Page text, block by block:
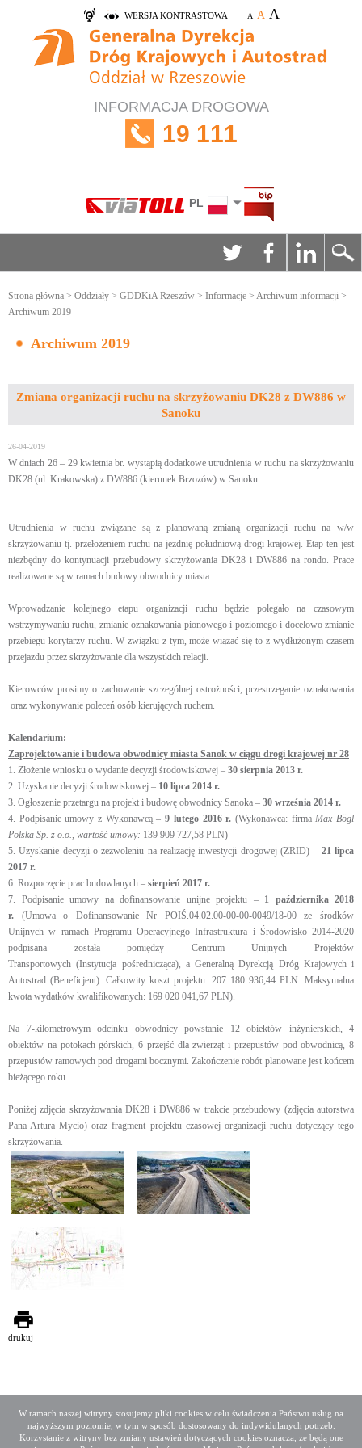
W ramach naszej witryny stosujemy pliki cookies w celu świadczenia Państwu usług na
najwyższym poziomie, w tym w sposób dostosowany do indywidulanych potrzeb.
Korzystanie z witryny bez zmiany ustawień dotyczących cookies oznacza, że będą one
WERSJA KONTRASTOWA A A A
INFORMACJA DROGOWA
19 111
PL
Strona główna > Oddziały > GDDKiA Rzeszów > Informacje > Archiwum informacji >
Archiwum 2019
Archiwum 2019
Zmiana organizacji ruchu na skrzyżowaniu DK28 z DW886 w
Sanoku
26-04-2019
W dniach 26 – 29 kwietnia br. wystąpią dodatkowe utrudnienia w ruchu na skrzyżowaniu
DK28 (ul. Krakowska) z DW886 (kierunek Brzozów) w Sanoku.
Utrudnienia w ruchu związane są z planowaną zmianą organizacji ruchu na w/w
skrzyżowaniu tj. przełożeniem ruchu na jezdnię południową drogi krajowej. Etap ten jest
niezbędny do kontynuacji przebudowy skrzyżowania DK28 i DW886 na rondo. Prace
realizowane są w ramach budowy obwodnicy miasta.
Wprowadzanie kolejnego etapu organizacji ruchu będzie polegało na czasowym
wstrzymywaniu ruchu, zmianie oznakowania pionowego i poziomego i docelowo zmianie
przebiegu korytarzy ruchu. W związku z tym, może wiązać się to z wydłużonym czasem
przejazdu przez skrzyżowanie dla wszystkich relacji.
Kierowców prosimy o zachowanie szczególnej ostrożności, przestrzeganie oznakowania
oraz wykonywanie poleceń osób kierujących ruchem.
Kalendarium:
Zaprojektowanie i budowa obwodnicy miasta Sanok w ciągu drogi krajowej nr 28
1. Złożenie wniosku o wydanie decyzji środowiskowej – 30 sierpnia 2013 r.
2. Uzyskanie decyzji środowiskowej – 10 lipca 2014 r.
3. Ogłoszenie przetargu na projekt i budowę obwodnicy Sanoka – 30 września 2014 r.
4. Podpisanie umowy z Wykonawcą –9 lutego 2016 r. (Wykonawca: firmaMax Bögl
Polska Sp. z o.o., wartość umowy: 139 909 727,58 PLN)
5. Uzyskanie decyzji o zezwoleniu na realizację inwestycji drogowej (ZRID) – 21 lipca
2017 r.
6. Rozpoczęcie prac budowlanych – sierpień 2017 r.
7. Podpisanie umowy na dofinansowanie unijne projektu – 1 października 2018
r. (Umowa o Dofinansowanie Nr POIŚ.04.02.00-00-00-0049/18-00 ze środków
Unijnych w ramach Programu Operacyjnego Infrastruktura i Środowisko 2014-2020
podpisana została pomiędzy Centrum Unijnych Projektów
Transportowych (Instytucja pośrednicząca), a Generalną Dyrekcją Dróg Krajowych i
Autostrad (Beneficjent). Całkowity koszt projektu: 207 180 936,44 PLN. Maksymalna
kwota wydatków kwalifikowanych: 169 020 041,67 PLN).
Na 7-kilometrowym odcinku obwodnicy powstanie 12 obiektów inżynierskich, 4
obiektów na potokach górskich, 6 przejść dla zwierząt i przepustów pod obwodnicą, 8
przepustów ramowych pod drogami bocznymi. Zakończenie robót planowane jest końcem
bieżącego roku.
Poniżej zdjęcia skrzyżowania DK28 i DW886 w trakcie przebudowy (zdjęcia autorstwa
Pana Artura Mycio) oraz fragment projektu czasowej organizacji ruchu dotyczący tego
skrzyżowania.
drukuj
Deklaracja dostępności
Mapa serwisu